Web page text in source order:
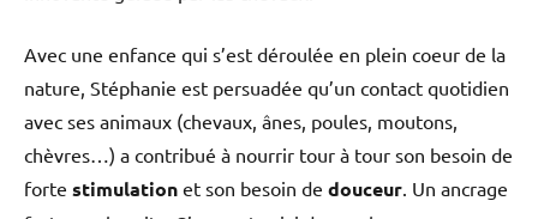
Avec une enfance qui s’est déroulée en plein coeur de la
nature, Stéphanie est persuadée qu’un contact quotidien
avec ses animaux (chevaux, ânes, poules, moutons,
chèvres…) a contribué à nourrir tour à tour son besoin de
forte stimulation et son besoin de douceur . Un ancrage